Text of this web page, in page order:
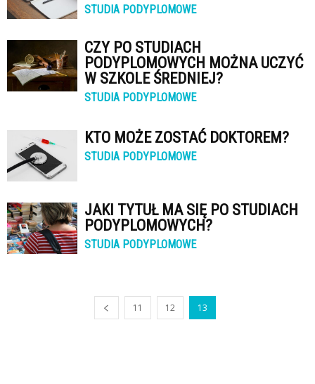
STUDIA PODYPLOMOWE
CZY PO STUDIACH
PODYPLOMOWYCH MOŻNA UCZYĆ
W SZKOLE ŚREDNIEJ?
STUDIA PODYPLOMOWE
KTO MOŻE ZOSTAĆ DOKTOREM?
STUDIA PODYPLOMOWE
JAKI TYTUŁ MA SIĘ PO STUDIACH
PODYPLOMOWYCH?
STUDIA PODYPLOMOWE
11 12 13